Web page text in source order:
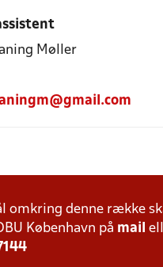
Møller
omkring denne række
København på mail